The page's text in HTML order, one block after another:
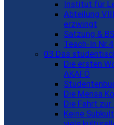
Institut für
Abteilung
erzwingt
Satzung &
Teach-In Nr.4
03 Das
Die ersten
AKAFÖ
Die Mensa
Die Fahrt
Keine